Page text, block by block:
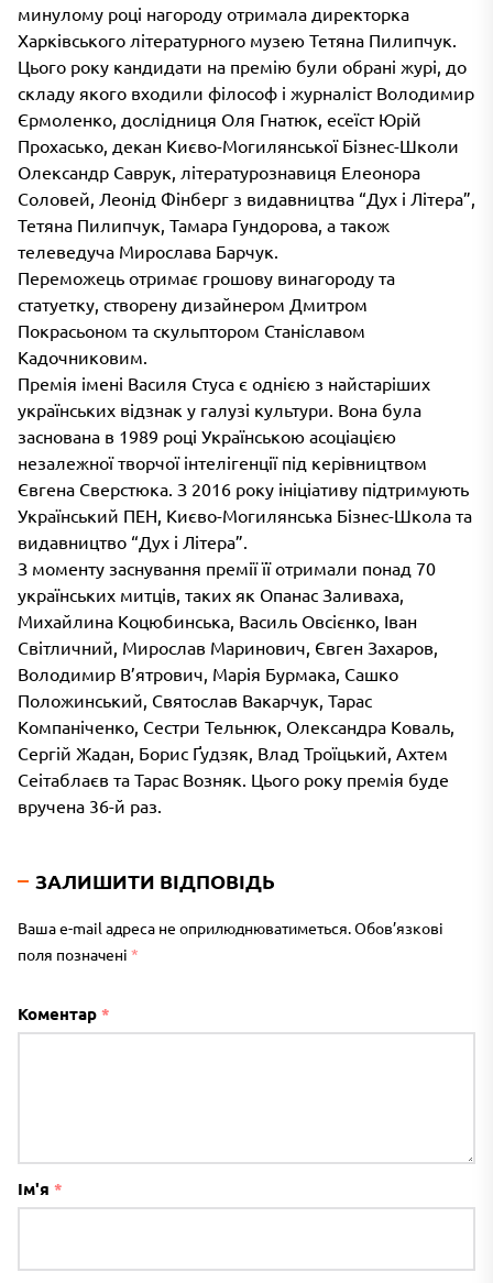
минулому році нагороду отримала директорка
Харківського літературного музею Тетяна Пилипчук.
Цього року кандидати на премію були обрані журі, до
складу якого входили філософ і журналіст Володимир
Єрмоленко, дослідниця Оля Гнатюк, есеїст Юрій
Прохасько, декан Києво-Могилянської Бізнес-Школи
Олександр Саврук, літературознавиця Елеонора
Соловей, Леонід Фінберг з видавництва “Дух і Літера”,
Тетяна Пилипчук, Тамара Гундорова, а також
телеведуча Мирослава Барчук.
Переможець отримає грошову винагороду та
статуетку, створену дизайнером Дмитром
Покрасьоном та скульптором Станіславом
Кадочниковим.
Премія імені Василя Стуса є однією з найстаріших
українських відзнак у галузі культури. Вона була
заснована в 1989 році Українською асоціацією
незалежної творчої інтелігенції під керівництвом
Євгена Сверстюка. З 2016 року ініціативу підтримують
Український ПЕН, Києво-Могилянська Бізнес-Школа та
видавництво “Дух і Літера”.
З моменту заснування премії її отримали понад 70
українських митців, таких як Опанас Заливаха,
Михайлина Коцюбинська, Василь Овсієнко, Іван
Світличний, Мирослав Маринович, Євген Захаров,
Володимир В’ятрович, Марія Бурмака, Сашко
Положинський, Святослав Вакарчук, Тарас
Компаніченко, Сестри Тельнюк, Олександра Коваль,
Сергій Жадан, Борис Ґудзяк, Влад Троїцький, Ахтем
Сеітаблаєв та Тарас Возняк. Цього року премія буде
вручена 36-й раз.
ЗАЛИШИТИ ВІДПОВІДЬ
Ваша e-mail адреса не оприлюднюватиметься.Обов’язкові
поля позначені *
Коментар *
Ім'я *